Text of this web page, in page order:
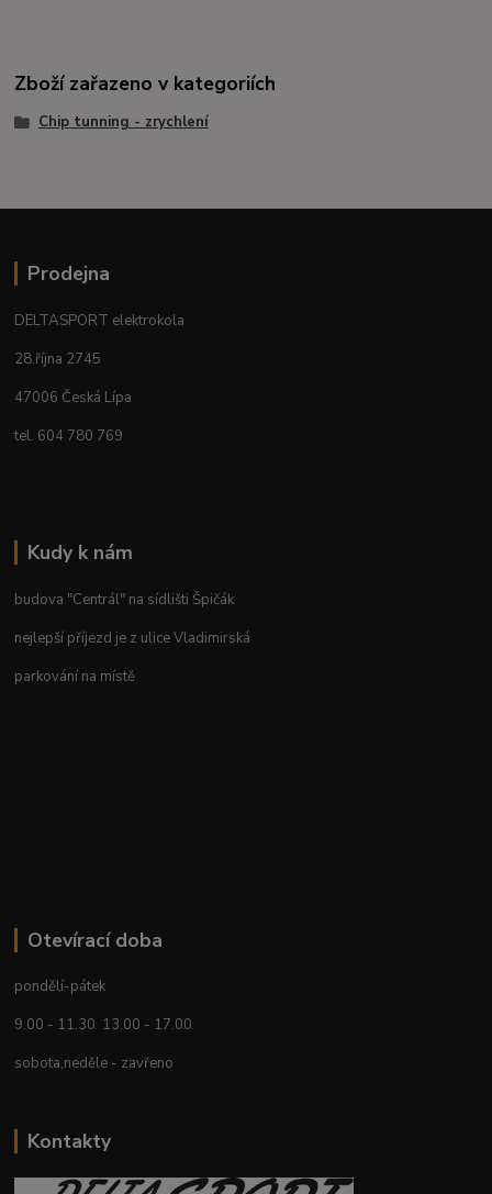
Zboží zařazeno v kategoriích
Chip tunning - zrychlení
Prodejna
DELTASPORT elektrokola
28.října 2745
47006 Česká Lípa
tel. 604 780 769
Kudy k nám
budova "Centrál" na sídlišti Špičák
nejlepší příjezd je z ulice Vladimirská
parkování na místě
Otevírací doba
pondělí-pátek
9.00 - 11.30 13.00 - 17.00
sobota,neděle - zavřeno
Kontakty